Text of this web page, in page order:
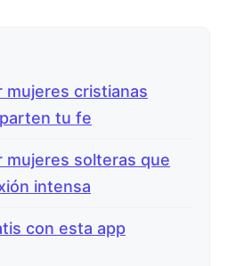
mujeres cristianas
tu fe
mujeres solteras que
intensa
con esta app